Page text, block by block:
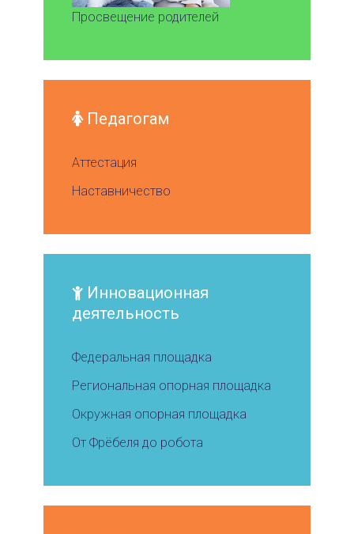
Просвещение родителей
Педагогам
Аттестация
Наставничество
Инновационная
деятельность
Федеральная площадка
Региональная опорная площадка
Окружная опорная площадка
От Фрёбеля до робота